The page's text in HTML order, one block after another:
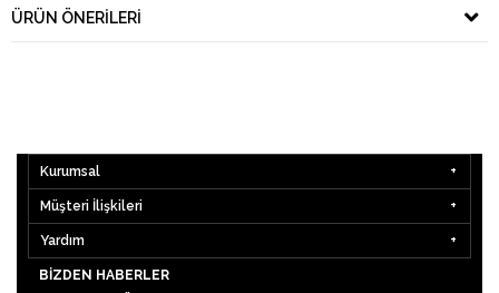
ÜRÜN ÖNERILERI
Kurumsal
Müşteri İlişkileri
Yardım
BIZDEN HABERLER